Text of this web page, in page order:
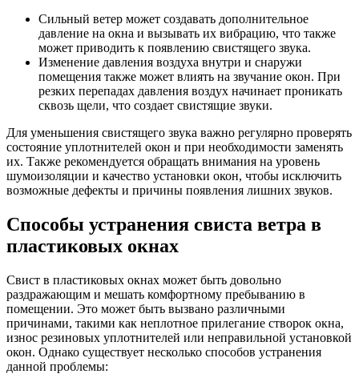
Сильный ветер может создавать дополнительное
давление на окна и вызывать их вибрацию, что также
может приводить к появлению свистящего звука.
Изменение давления воздуха внутри и снаружи
помещения также может влиять на звучание окон. При
резких перепадах давления воздух начинает проникать
сквозь щели, что создает свистящие звуки.
Для уменьшения свистящего звука важно регулярно проверять
состояние уплотнителей окон и при необходимости заменять
их. Также рекомендуется обращать внимания на уровень
шумоизоляции и качество установки окон, чтобы исключить
возможные дефекты и причины появления лишних звуков.
Способы устранения свиста ветра в
пластиковых окнах
Свист в пластиковых окнах может быть довольно
раздражающим и мешать комфортному пребыванию в
помещении. Это может быть вызвано различными
причинами, такими как неплотное прилегание створок окна,
износ резиновых уплотнителей или неправильной установкой
окон. Однако существует несколько способов устранения
данной проблемы: